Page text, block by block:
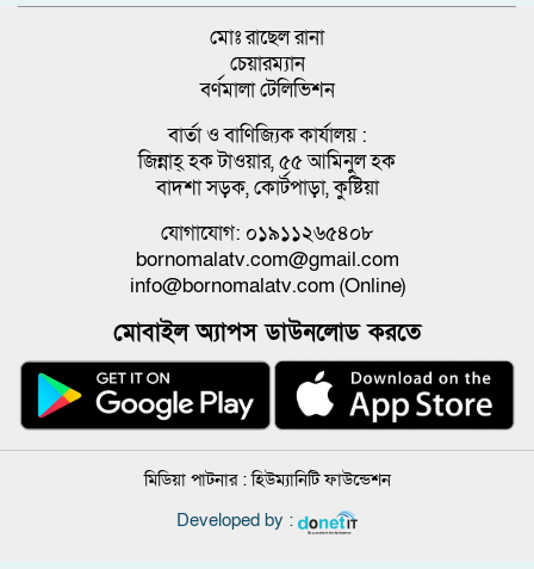
মোঃ রাছেল রানা
চেয়ারম্যান
বর্ণমালা টেলিভিশন
বার্তা ও বাণিজ্যিক কার্যালয় :
জিন্নাহ্ হক টাওয়ার, ৫৫ আমিনুল হক
বাদশা সড়ক, কোর্টপাড়া, কুষ্টিয়া
যোগাযোগ: ০১৯১১২৬৫৪০৮
bornomalatv.com@gmail.com
info@bornomalatv.com (Online)
মোবাইল অ্যাপস ডাউনলোড করতে
মিডিয়া পাটনার :হিউম্যানিটি ফাউন্ডেশন
Developed by :